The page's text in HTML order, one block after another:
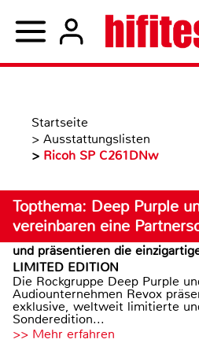
Startseite
> Ausstattungslisten
> Ricoh SP C261DNw
Topthema: Deep Purple
vereinbaren eine
und präsentieren die
LIMITED EDITION
Die Rockgruppe Deep Purple
Audiounternehmen Revox
exklusive, weltweit limitierte
Sonderedition...
>> Mehr erfahren